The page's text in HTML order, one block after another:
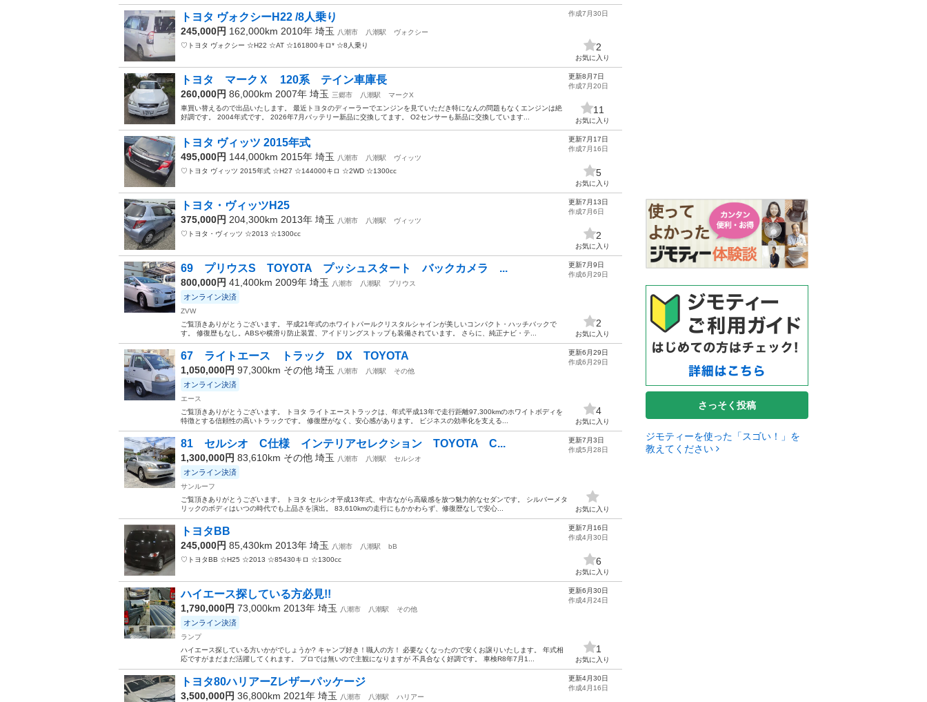
トヨタ ヴォクシーH22 /8人乗り
245,000円 162,000km 2010年 埼玉 八潮市 八潮駅
ヴォクシー
♡トヨタ ヴォクシー ☆H22 ☆AT ☆161800キロ* ☆8人乗り
作成7月30日
2
お気に入り
トヨタ マークＸ 120系 テイン車庫長
260,000円 86,000km 2007年 埼玉 三郷市 八潮駅
マークX
車買い替えるので出品いたします。 最近トヨタのディーラーでエンジンを見ていただき特になんの問題もなくエンジンは絶
好調です。 2004年式です。 2026年7月バッテリー新品に交換してます。 O2センサーも新品に交換しています...
更新8月7日
作成7月20日
11
お気に入り
トヨタ ヴィッツ 2015年式
495,000円 144,000km 2015年 埼玉 八潮市 八潮駅
ヴィッツ
♡トヨタ ヴィッツ 2015年式 ☆H27 ☆144000キロ ☆2WD ☆1300cc
更新7月17日
作成7月16日
5
お気に入り
トヨタ・ヴィッツH25
375,000円 204,300km 2013年 埼玉 八潮市 八潮駅
ヴィッツ
♡トヨタ・ヴィッツ ☆2013 ☆1300cc
更新7月13日
作成7月6日
2
お気に入り
69 プリウスS TOYOTA プッシュスタート バックカメラ ...
800,000円 41,400km 2009年 埼玉 八潮市 八潮駅 プリウス
オンライン決済
ZVW
ご覧頂きありがとうございます。 平成21年式のホワイトパールクリスタルシャインが美しいコンパクト・ハッチバックで
す。 修復歴もなし。ABSや横滑り防止装置、アイドリングストップも装備されています。 さらに、純正ナビ・テ...
更新7月9日
作成6月29日
2
お気に入り
67 ライトエース トラック DX TOYOTA
1,050,000円 97,300km その他 埼玉 八潮市 八潮駅 その他
オンライン決済
エース
ご覧頂きありがとうございます。 トヨタ ライトエーストラックは、年式平成13年で走行距離97,300kmのホワイトボディを
特徴とする信頼性の高いトラックです。 修復歴がなく、安心感があります。 ビジネスの効率化を支える...
更新6月29日
作成6月29日
4
お気に入り
81 セルシオ C仕様 インテリアセレクション TOYOTA C...
1,300,000円 83,610km その他 埼玉 八潮市 八潮駅 セルシオ
オンライン決済
サンルーフ
ご覧頂きありがとうございます。 トヨタ セルシオ平成13年式、中古ながら高級感を放つ魅力的なセダンです。 シルバーメタ
リックのボディはいつの時代でも上品さを演出。 83,610kmの走行にもかかわらず、修復歴なしで安心...
更新7月3日
作成5月28日
お気に入り
トヨタBB
245,000円 85,430km 2013年 埼玉 八潮市 八潮駅
bB
♡トヨタBB ☆H25 ☆2013 ☆85430キロ ☆1300cc
更新7月16日
作成4月30日
6
お気に入り
ハイエース探している方必見!!
1,790,000円 73,000km 2013年 埼玉 八潮市 八潮駅 その他
オンライン決済
ランプ
ハイエース探している方いかがでしょうか? キャンプ好き！職人の方！ 必要なくなったので安くお譲りいたします。 年式相
応ですがまだまだ活躍してくれます。 プロでは無いので主観になりますが 不具合なく好調です。 車検R8年7月1...
更新6月30日
作成4月24日
1
お気に入り
トヨタ80ハリアーZレザーパッケージ
3,500,000円 36,800km 2021年 埼玉 八潮市 八潮駅 ハリアー
更新4月30日
作成4月16日
さっそく投稿
ジモティーを使った「スゴい！」を
教えてください